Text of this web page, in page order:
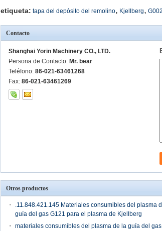
etiqueta: tapa del depósito del remolino, Kjellberg,
Contacto
Shanghai Yorin Machinery CO., LTD.
Persona de Contacto: Mr. bear
Teléfono: 86-021-63461268
Fax: 86-021-63461269
Otros productos
.11.848.421.145 Materiales consumibles del plasma
guía del gas G121 para el plasma de Kjellberg
materiales consumibles del plasma de la guía del